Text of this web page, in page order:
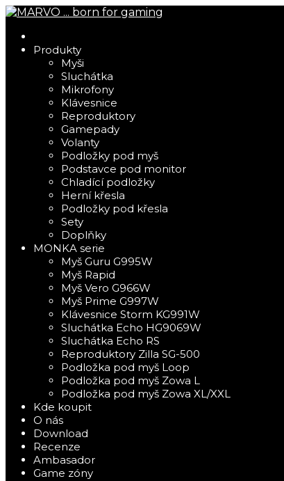
Produkty
Myši
Sluchátka
Mikrofony
Klávesnice
Reproduktory
Gamepady
Volanty
Podložky pod myš
Podstavce pod monitor
Chladící podložky
Herní křesla
Podložky pod křesla
Sety
Doplňky
MONKA serie
Myš Guru G995W
Myš Rapid
Myš Vero G966W
Myš Prime G997W
Klávesnice Storm KG991W
Sluchátka Echo HG9069W
Sluchátka Echo RS
Reproduktory Zilla SG-500
Podložka pod myš Loop
Podložka pod myš Zowa L
Podložka pod myš Zowa XL/XXL
Kde koupit
O nás
Download
Recenze
Ambasador
Game zóny